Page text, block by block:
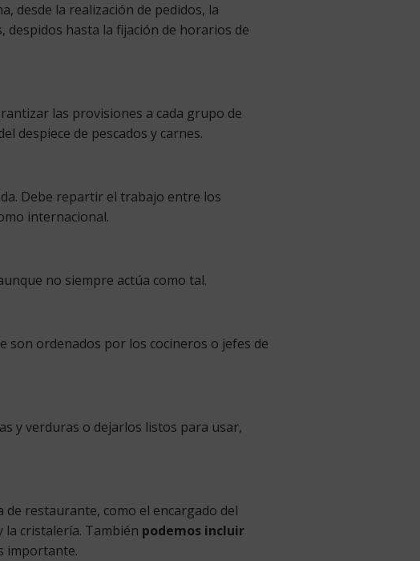
desde la realización de pedidos, la
despidos hasta la fijación de horarios de
las provisiones a cada grupo de
despiece de pescados y carnes.
Debe repartir el trabajo entre los
internacional.
no siempre actúa como tal.
son ordenados por los cocineros o jefes de
y verduras o dejarlos listos para usar,
restaurante, como el encargado del
la cristalería. También podemos incluir
importante.